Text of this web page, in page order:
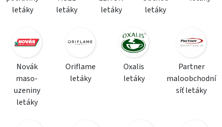
letáky
letáky
letáky
letáky
Novák
maso-
uzeniny
letáky
Oriflame
letáky
Oxalis
letáky
Partner
maloobchodní
síť letáky